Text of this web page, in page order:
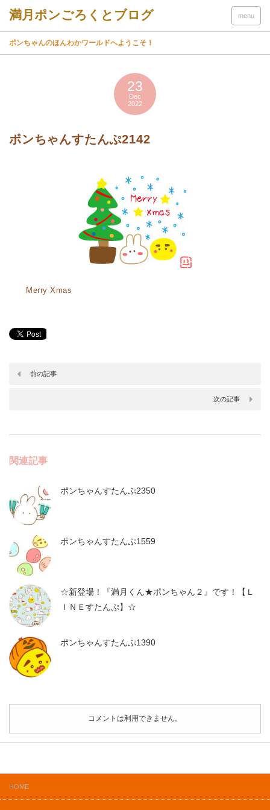
menu
ポンちゃんのほんわかワールドへようこそ！
23
Dec
2022
ポンちゃんすたんぷ2142
Merry Xmas
前の記事
次の記事
関連記事
ポンちゃんすたんぷ2350
ポンちゃんすたんぷ1559
☆新登場！『満月くん★ポンちゃん２』です！【Ｌ
ＩＮＥすたんぷ】☆
ポンちゃんすたんぷ1390
コメントは利用できません。
HOME